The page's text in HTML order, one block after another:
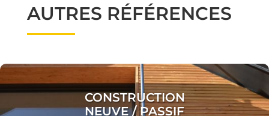
CONSTRUCTION
NEUVE / PASSIF